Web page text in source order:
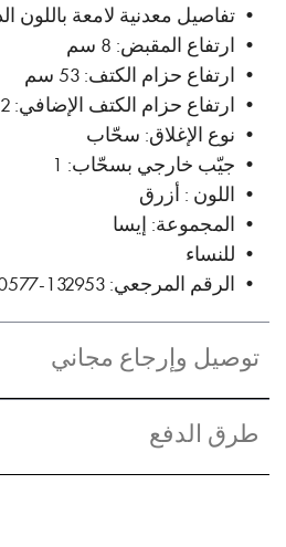
• تفاصيل معدنية لامعة باللون
• ارتفاع المقبض: 8 سم
• ارتفاع حزام الكتف: 53 سم
• ارتفاع حزام الكتف الإضافي: 32 سم
• نوع الإغلاق: سحّاب
• جيّب خارجي بسحّاب: 1
• اللون : أزرق
• المجموعة: إيسا
• للنساء
• الرقم المرجعي: 132953-0577
توصيل وإرجاع مجاني
طرق الدفع